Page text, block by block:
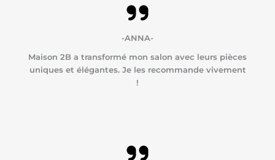
-ANNA-
Maison 2B a transformé mon salon avec leurs pièces
uniques et élégantes. Je les recommande vivement
!